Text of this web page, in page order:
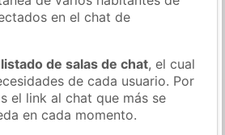
en el chat de
listado de salas de chat, el cual
de cada usuario. Por
el link al chat que más se
en cada momento.